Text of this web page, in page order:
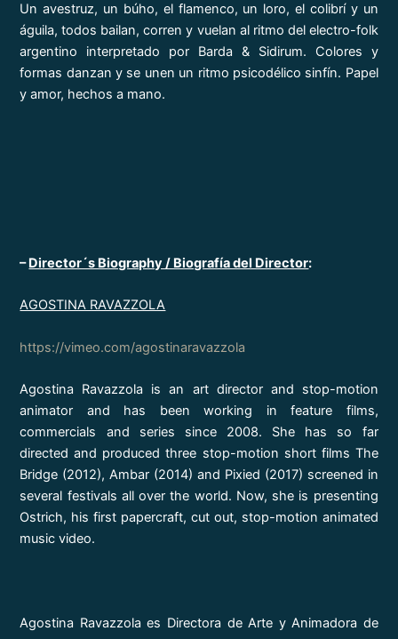
Un avestruz, un búho, el flamenco, un loro, el colibrí y un
águila, todos bailan, corren y vuelan al ritmo del electro-folk
argentino interpretado por Barda & Sidirum. Colores y
formas danzan y se unen un ritmo psicodélico sinfín. Papel
y amor, hechos a mano.
–Director´s Biography / Biografía del Director:
AGOSTINA RAVAZZOLA
https://vimeo.com/agostinaravazzola
Agostina Ravazzola is an art director and stop-motion
animator and has been working in feature films,
commercials and series since 2008. She has so far
directed and produced three stop-motion short films The
Bridge (2012), Ambar (2014) and Pixied (2017) screened in
several festivals all over the world. Now, she is presenting
Ostrich, his first papercraft, cut out, stop-motion animated
music video.
Agostina Ravazzola es Directora de Arte y Animadora de